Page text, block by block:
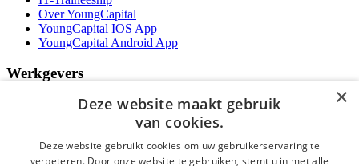
Over YoungCapital
YoungCapital IOS App
YoungCapital Android App
Werkgevers
Het concept
Contractvormen
Brochure aanvragen
×
Deze website maakt gebruik
van cookies.
Deze website gebruikt cookies om uw gebruikerservaring te
verbeteren. Door onze website te gebruiken, stemt u in met alle